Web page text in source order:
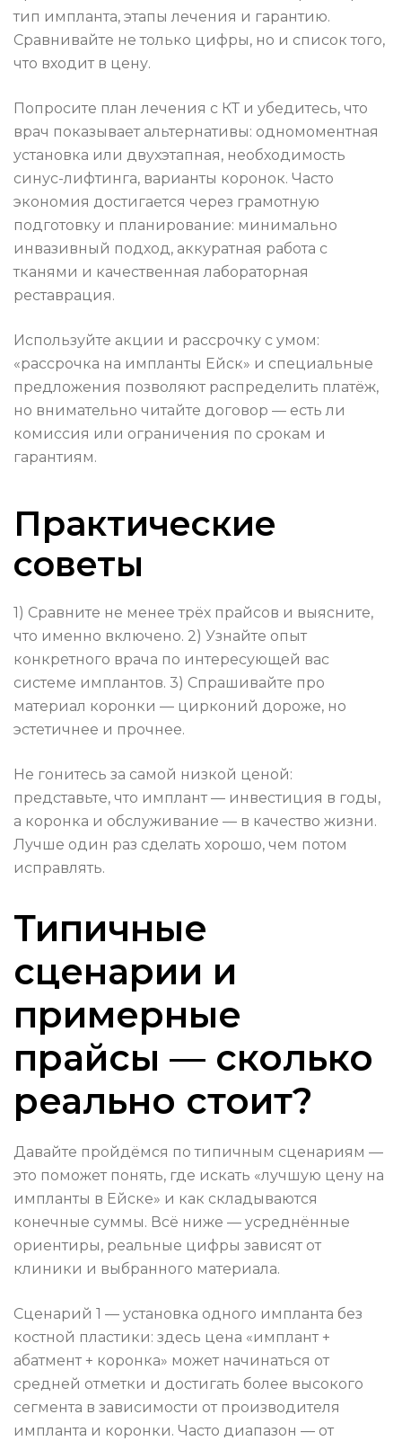
тип импланта, этапы лечения и гарантию.
Сравнивайте не только цифры, но и список того,
что входит в цену.
Попросите план лечения с КТ и убедитесь, что
врач показывает альтернативы: одномоментная
установка или двухэтапная, необходимость
синус-лифтинга, варианты коронок. Часто
экономия достигается через грамотную
подготовку и планирование: минимально
инвазивный подход, аккуратная работа с
тканями и качественная лабораторная
реставрация.
Используйте акции и рассрочку с умом:
«рассрочка на импланты Ейск» и специальные
предложения позволяют распределить платёж,
но внимательно читайте договор — есть ли
комиссия или ограничения по срокам и
гарантиям.
Практические
советы
1) Сравните не менее трёх прайсов и выясните,
что именно включено. 2) Узнайте опыт
конкретного врача по интересующей вас
системе имплантов. 3) Спрашивайте про
материал коронки — цирконий дороже, но
эстетичнее и прочнее.
Не гонитесь за самой низкой ценой:
представьте, что имплант — инвестиция в годы,
а коронка и обслуживание — в качество жизни.
Лучше один раз сделать хорошо, чем потом
исправлять.
Типичные
сценарии и
примерные
прайсы — сколько
реально стоит?
Давайте пройдёмся по типичным сценариям —
это поможет понять, где искать «лучшую цену на
импланты в Ейске» и как складываются
конечные суммы. Всё ниже — усреднённые
ориентиры, реальные цифры зависят от
клиники и выбранного материала.
Сценарий 1 — установка одного импланта без
костной пластики: здесь цена «имплант +
абатмент + коронка» может начинаться от
средней отметки и достигать более высокого
сегмента в зависимости от производителя
импланта и коронки. Часто диапазон — от